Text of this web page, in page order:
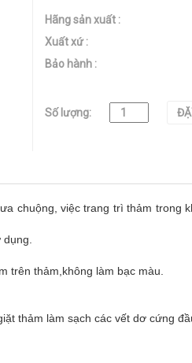
Hãng sản xuất :
Xuất xứ :
Bảo hành :
Số lượng:
chuộng, việc trang trì thảm trong
trên thảm,không làm bạc màu.
thảm làm sạch các vết dơ cứng